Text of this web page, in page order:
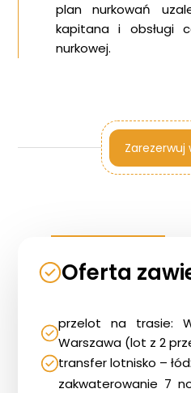
plan nurkowań
kapitana i obsługi
nurkowej.
Zarezerwuj
Oferta
przelot na trasie:
Warszawa (lot z 2
transfer lotnisko –
zakwaterowanie 7